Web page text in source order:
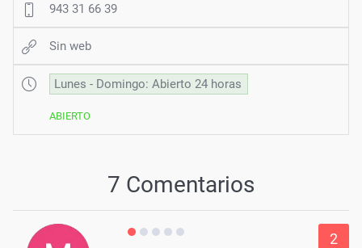
943 31 66 39
Sin web
Lunes - Domingo: Abierto 24 horas
ABIERTO
7 Comentarios
2